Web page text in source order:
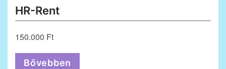
HR-Rent
150.000 Ft
Bővebben